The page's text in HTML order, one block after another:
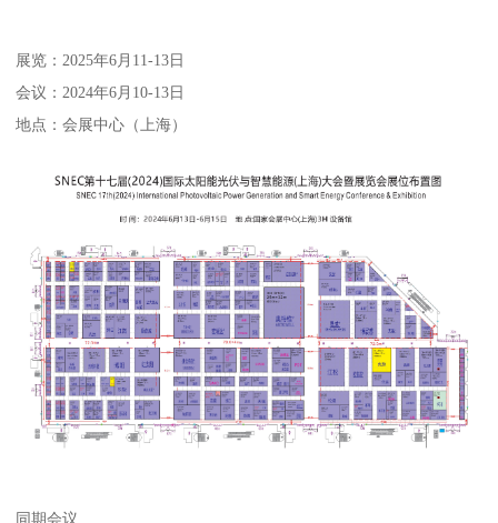
展览：2025年6月11-13日
会议：2024年6月10-13日
地点：会展中心（上海）
同期会议